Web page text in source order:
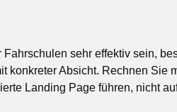
sehr effektiv sein,
konkreter Absicht. Rechnen
Landing Page führen, nicht